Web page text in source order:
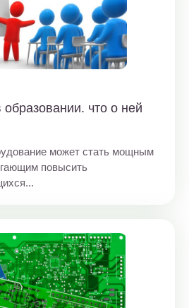
образовании. что о ней
может стать мощным
повысить